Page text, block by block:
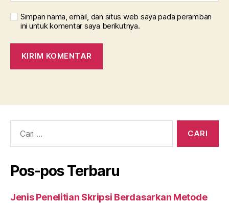
Simpan nama, email, dan situs web saya pada peramban
ini untuk komentar saya berikutnya.
Pos-pos Terbaru
Jenis Penelitian Skripsi Berdasarkan Metode